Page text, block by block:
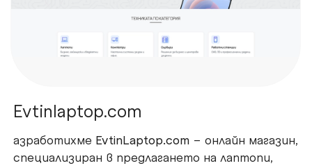
Evtinlaptop.com
азработихме EvtinLaptop.com – онлайн магазин,
специализиран в предлагането на лаптопи,